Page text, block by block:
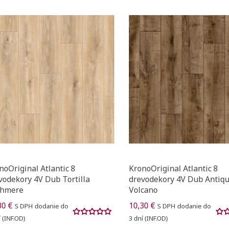
Atlantic 8
4V Dub Tortilla
€ S DPH dodanie do
KronoOriginal Atlantic 8
drevodekory 4V Dub
Volcano
10,30 € S DPH dodanie do
3 dní (INF.OD)
do obľúbených
add_circle_outline
((cancelText))
Vytvoriť zoznam želaní
zoznamu želaných produktov je potrebné prihlásiť sa.
Registrovať sa